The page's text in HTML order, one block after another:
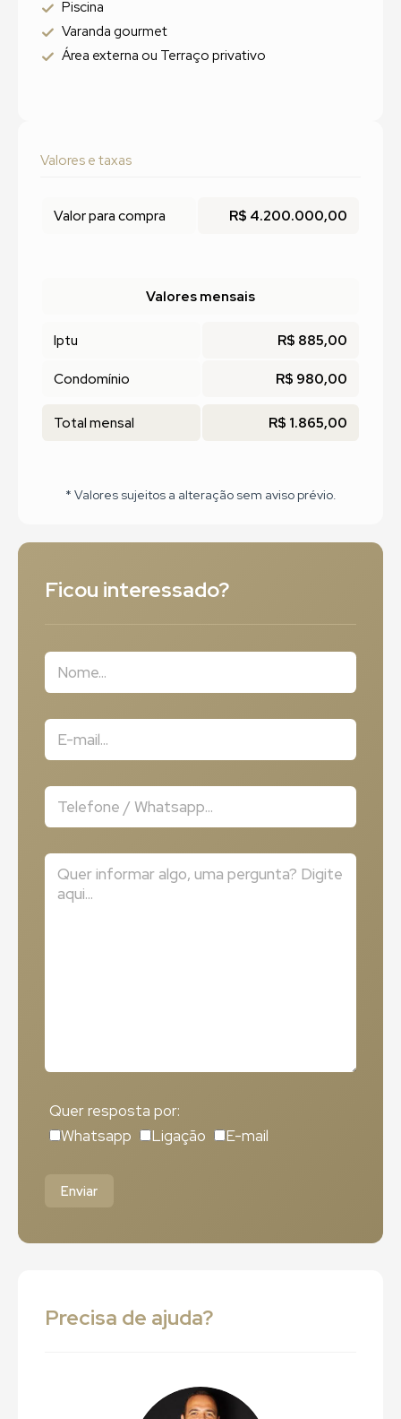
Piscina
Varanda gourmet
Área externa ou Terraço privativo
Valores e taxas
Valor para compra R$ 4.200.000,00
Valores mensais
Iptu R$ 885,00
Condomínio R$ 980,00
Total mensal R$ 1.865,00
* Valores sujeitos a alteração sem aviso prévio.
Ficou interessado?
Quer resposta por:
Whatsapp
Ligação E-mail
Enviar
Precisa de ajuda?